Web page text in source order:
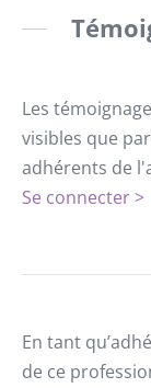
Les
visibles que
adhérents de
Se connecter >
En tant
de ce